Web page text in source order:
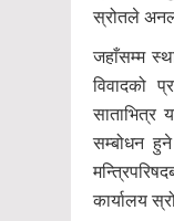
स्रोतले
जहाँसम्म
विवादको
साताभित्र
सम्बोधन
कार्यालय